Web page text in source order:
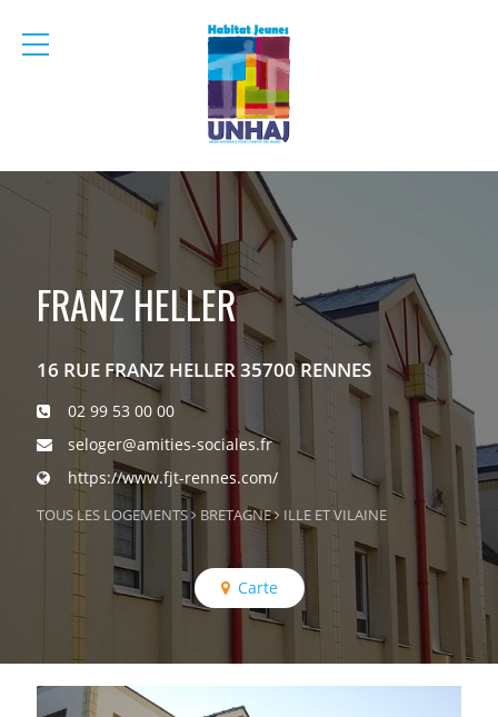
menu
FRANZ HELLER
16 RUE FRANZ HELLER 35700 RENNES
02 99 53 00 00
seloger@amities-sociales.fr
https://www.fjt-rennes.com/
TOUS LES LOGEMENTS BRETAGNE ILLE ET VILAINE
Carte